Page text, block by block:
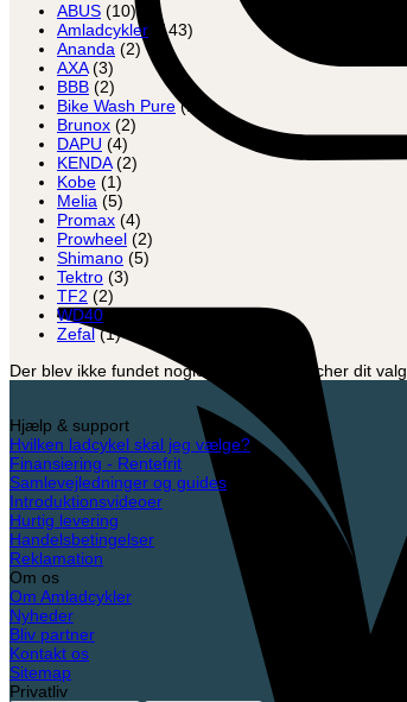
ABUS (10)
Amladcykler
(143)
Ananda (2)
AXA (3)
BBB (2)
Bike Wash Pure (1)
Brunox (2)
DAPU (4)
KENDA (2)
Kobe (1)
Melia (5)
Promax (4)
Prowheel (2)
Shimano (5)
Tektro (3)
TF2 (2)
WD40
Zefal (1)
Der blev ikke fundet nogle varer, der matcher dit valg.
Hjælp & support
Hvilken ladcykel skal jeg vælge?
Finansiering - Rentefrit
Samlevejledninger og guides
Introduktionsvideoer
Hurtig levering
Handelsbetingelser
Reklamation
Om os
Om Amladcykler
Nyheder
Bliv partner
Kontakt os
Sitemap
Privatliv